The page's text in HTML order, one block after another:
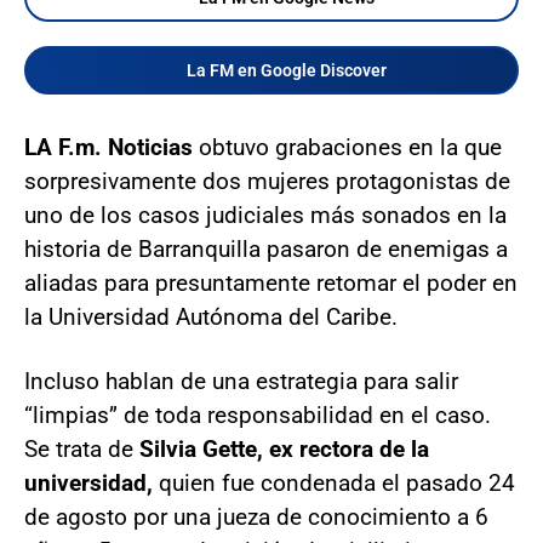
La FM en Google Discover
LA F.m. Noticias obtuvo grabaciones en la que
sorpresivamente dos mujeres protagonistas de
uno de los casos judiciales más sonados en la
historia de Barranquilla pasaron de enemigas a
aliadas para presuntamente retomar el poder en
la Universidad Autónoma del Caribe.
Incluso hablan de una estrategia para salir
“limpias” de toda responsabilidad en el caso.
Se trata de Silvia Gette, ex rectora de la
universidad, quien fue condenada el pasado 24
de agosto por una jueza de conocimiento a 6